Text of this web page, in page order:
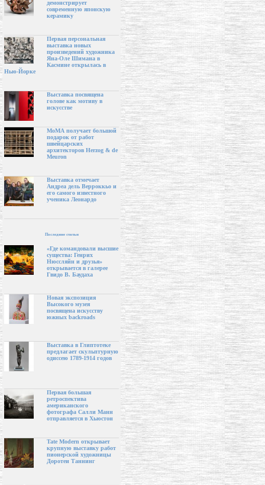
демонстрирует
современную японскую
керамику
Первая персональная
выставка новых
произведений художника
Яна-Оле Шимана в
Касмине открылась в
Нью-Йорке
Выставка посвящена
голове как мотиву в
искусстве
МоМА получает большой
подарок от работ
швейцарских
архитекторов Herzog & de
Meuron
Выставка отмечает
Андреа дель Верроккьо и
его самого известного
ученика Леонардо
Последние статьи
«Где командовали высшие
существа: Генрих
Нюссляйн и друзья»
открывается в галерее
Гвидо В. Баудаха
Новая экспозиция
Высокого музея
посвящена искусству
южных backroads
Выставка в Глиптотеке
предлагает скульптурную
одиссею 1789-1914 годов
Первая большая
ретроспектива
американского
фотографа Салли Манн
отправляется в Хьюстон
Tate Modern открывает
крупную выставку работ
пионерской художницы
Доротеи Таннинг